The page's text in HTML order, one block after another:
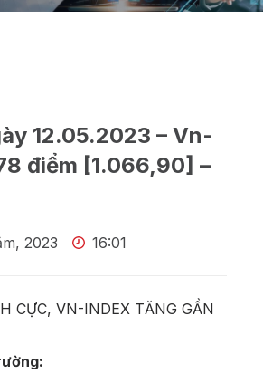
12.05.2023 – Vn-
điểm [1.066,90] –
2023 16:01
CỰC, VN-INDEX TĂNG GẦN